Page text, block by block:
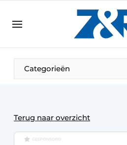
DE EN
NL
Categorieën
Terug naar overzicht
GESPONSORD